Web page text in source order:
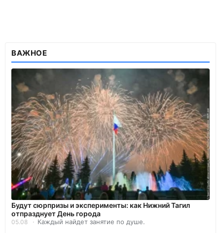
ВАЖНОЕ
Будут сюрпризы и эксперименты: как Нижний Тагил
отпразднует День города
05.08 Каждый найдет занятие по душе.